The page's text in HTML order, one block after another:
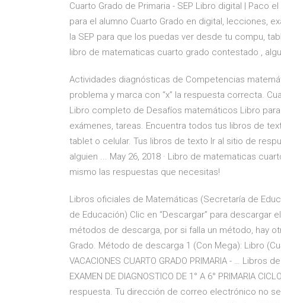
Cuarto Grado de Primaria - SEP Libro digital |
para el alumno Cuarto Grado en digital, lecciones,
la SEP para que los puedas ver desde tu compu,
libro de matematicas cuarto grado contestado ,
Actividades diagnósticas de Competencias
problema y marca con “x” la respuesta correcta.
Libro completo de Desafíos matemáticos Libro
exámenes, tareas. Encuentra todos tus libros de
tablet o celular. Tus libros de texto Ir al sitio de
alguien ... May 26, 2018 · Libro de matematicas
mismo las respuestas que necesitas!
Libros oficiales de Matemáticas (Secretaría de
de Educación) Clic en “Descargar” para descargar
métodos de descarga, por si falla un método, hay
Grado. Método de descarga 1 (Con Mega): Libro
VACACIONES CUARTO GRADO PRIMARIA - …
EXAMEN DE DIAGNOSTICO DE 1° A 6° PRIMARIA
respuesta. Tu dirección de correo electrónico no